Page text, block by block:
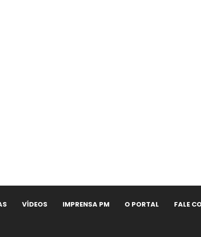
VÍDEOS IMPRENSA PM O PORTAL FALE